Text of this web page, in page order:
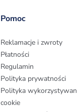
Pomoc
Reklamacje i zwroty
Płatności
Regulamin
Polityka prywatności
Polityka
cookie